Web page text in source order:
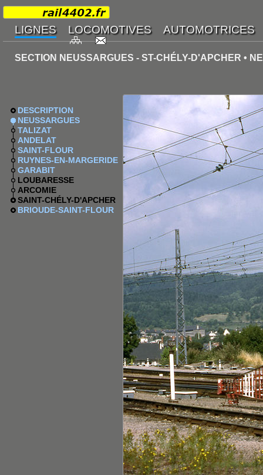
SECTION NEUSSARGUES - ST-CHÉLY-D'APCHER •
DESCRIPTION
NEUSSARGUES
TALIZAT
ANDELAT
SAINT-FLOUR
RUYNES-EN-MARGERIDE
GARABIT
LOUBARESSE
ARCOMIE
SAINT-CHÉLY-D'APCHER
BRIOUDE-SAINT-FLOUR